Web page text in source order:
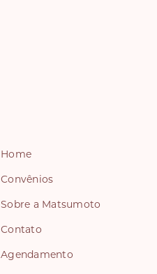
Home
Convênios
Sobre a Matsumoto
Contato
Agendamento